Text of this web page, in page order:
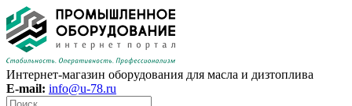
Интернет-магазин оборудования для масла и дизтоплива
E-mail: info@u-78.ru